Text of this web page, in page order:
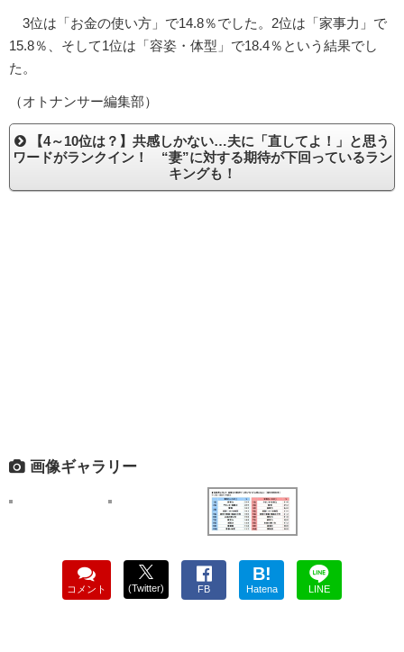
3位は「お金の使い方」で14.8％でした。2位は「家事力」で
15.8％、そして1位は「容姿・体型」で18.4％という結果でし
た。
（オトナンサー編集部）
【4～10位は？】共感しかない…夫に「直してよ！」と思う
ワードがランクイン！ “妻”に対する期待が下回っているラン
キングも！
画像ギャラリー
コメント (Twitter) FB
B!
Hatena LINE